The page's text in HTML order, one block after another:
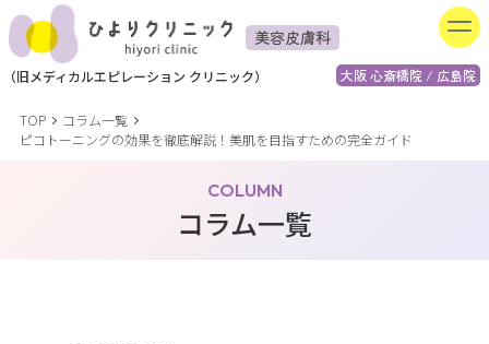
美容皮膚科
大阪 心斎橋院 / 広島院
（旧メディカルエピレーション クリニック）
TOP
コラム一覧
ピコトーニングの効果を徹底解説！美肌を目指すための完全ガイド
COLUMN
コラム一覧